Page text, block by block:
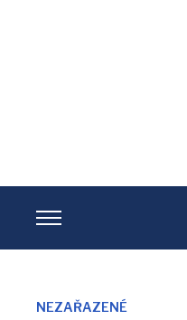
TOGGLE
SIDEBAR
NAVIGATION
NEZAŘAZENÉ